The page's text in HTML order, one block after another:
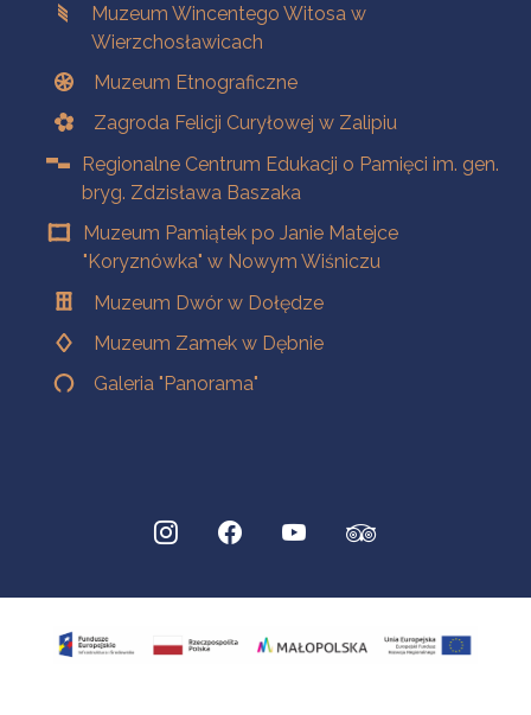
Muzeum Wincentego Witosa w
Wierzchosławicach
Muzeum Etnograficzne
Zagroda Felicji Curyłowej w Zalipiu
Regionalne Centrum Edukacji o Pamięci im. gen.
bryg. Zdzisława Baszaka
Muzeum Pamiątek po Janie Matejce
"Koryznówka" w Nowym Wiśniczu
Muzeum Dwór w Dołędze
Muzeum Zamek w Dębnie
Galeria "Panorama"